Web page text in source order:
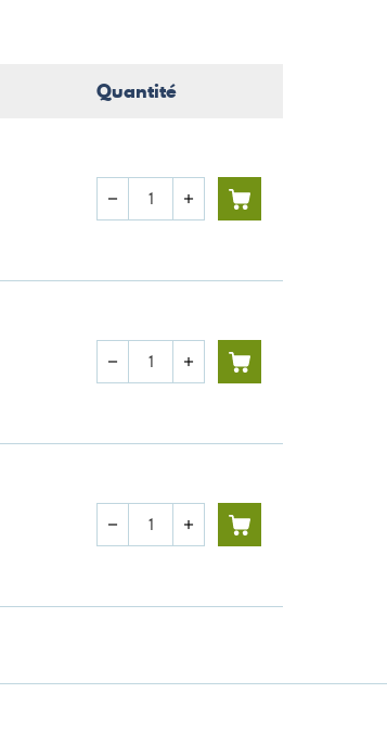
Quantité
Quantité
remove add
Quantité
remove add
Quantité
remove add